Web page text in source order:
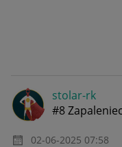
stolar-rk
#8 Zapaleniec
‎02-06-2025 07:58